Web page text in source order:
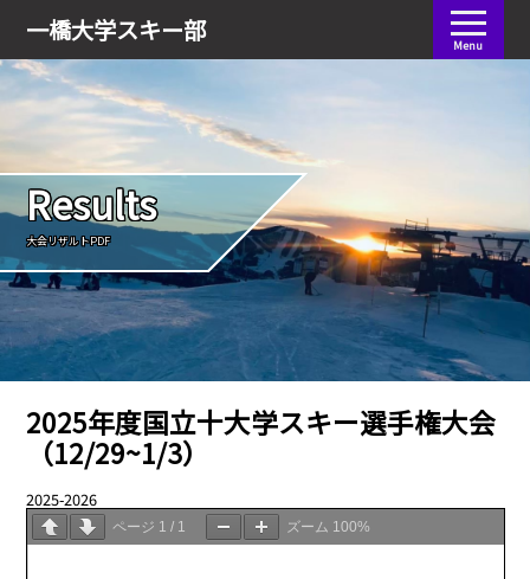
一橋大学スキー部 Menu
会員ログイン
Results
大会リザルトPDF
2025年度国立十大学スキー選手権大会
（12/29~1/3）
2025-2026
ページ 1 / 1 ズーム 100%